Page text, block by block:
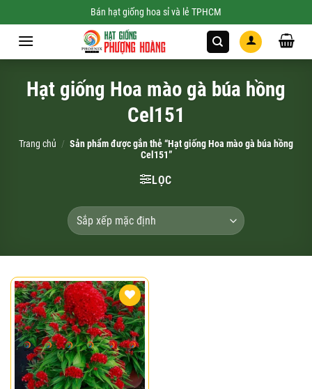
to
content
Bán hạt giống hoa sỉ và lẻ TPHCM
Hạt giống Hoa mào gà búa hồng
Cel151
Trang chủ / Sản phẩm được gắn thẻ “Hạt giống Hoa mào gà búa hồng
Cel151”
LỌC
Add to
wishlist